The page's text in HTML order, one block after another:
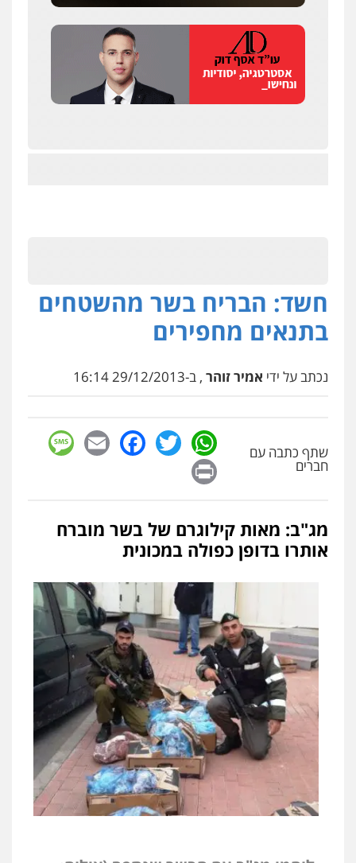
חשד: הבריח בשר מהשטחים
בתנאים מחפירים
נכתב על ידי אמיר זוהר , ב-29/12/2013 16:14
שתף כתבה עם
חברים
WhatsApp
Twitter
Facebook
Email
מג"ב: מאות קילוגרם של בשר מוברח
אותרו בדופן כפולה במכונית